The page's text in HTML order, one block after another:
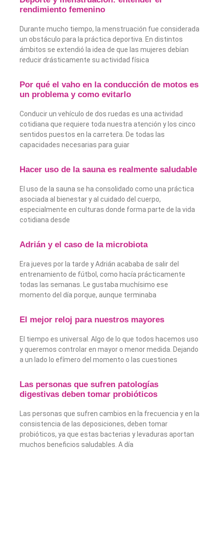
rendimiento femenino
Durante mucho tiempo, la menstruación fue considerada
un obstáculo para la práctica deportiva. En distintos
ámbitos se extendió la idea de que las mujeres debían
reducir drásticamente su actividad física
Por qué el vaho en la conducción de motos es
un problema y como evitarlo
Conducir un vehículo de dos ruedas es una actividad
cotidiana que requiere toda nuestra atención y los cinco
sentidos puestos en la carretera. De todas las
capacidades necesarias para guiar
Hacer uso de la sauna es realmente saludable
El uso de la sauna se ha consolidado como una práctica
asociada al bienestar y al cuidado del cuerpo,
especialmente en culturas donde forma parte de la vida
cotidiana desde
Adrián y el caso de la microbiota
Era jueves por la tarde y Adrián acababa de salir del
entrenamiento de fútbol, como hacía prácticamente
todas las semanas. Le gustaba muchísimo ese
momento del día porque, aunque terminaba
El mejor reloj para nuestros mayores
El tiempo es universal. Algo de lo que todos hacemos uso
y queremos controlar en mayor o menor medida. Dejando
a un lado lo efímero del momento o las cuestiones
Las personas que sufren patologías
digestivas deben tomar probióticos
Las personas que sufren cambios en la frecuencia y en la
consistencia de las deposiciones, deben tomar
probióticos, ya que estas bacterias y levaduras aportan
muchos beneficios saludables. A día